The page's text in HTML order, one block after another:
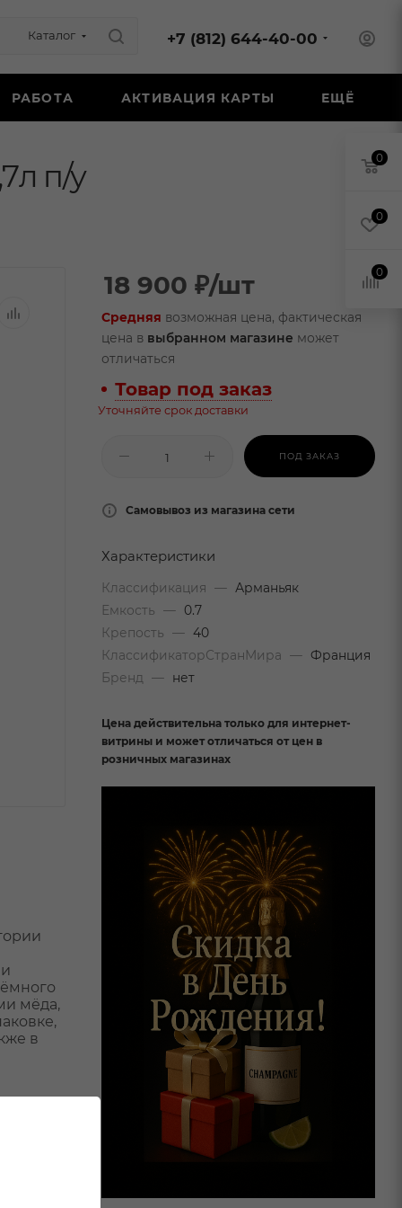
Каталог +7 (812) 644-40-00
РАБОТА АКТИВАЦИЯ КАРТЫ ЕЩЁ
п/у
мёда,
в
18 900 ₽/шт
Средняя возможная цена, фактическая
цена в выбранном магазине может
отличаться
Товар под заказ
Уточняйте срок доставки
ПОД ЗАКАЗ
Самовывоз из магазина сети
Характеристики
Классификация —
Арманьяк
Емкость
—
0.7
Крепость
— 40
КлассификаторСтранМира
— Франция
Бренд
— нет
Цена действительна только для интернет-
витрины и может отличаться от цен в
розничных магазинах
0
0
0